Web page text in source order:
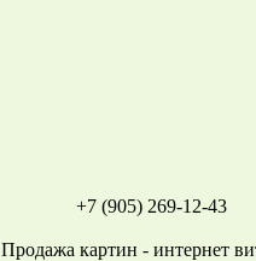
+7 (905) 269-12-43
Продажа картин - интернет